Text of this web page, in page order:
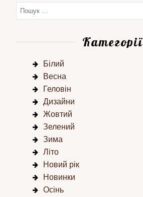
Категорії
Білий
Весна
Геловін
Дизайни
Жовтий
Зелений
Зима
Літо
Новий рік
Новинки
Осінь